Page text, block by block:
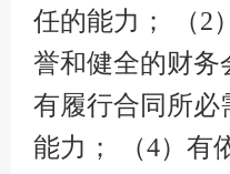
任的能力； （2
誉和健全的财务
有履行合同所必
能力； （4）有